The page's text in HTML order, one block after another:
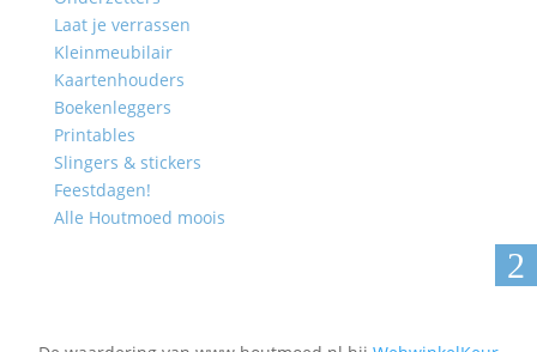
Laat je verrassen
Kleinmeubilair
Kaartenhouders
Boekenleggers
Printables
Slingers & stickers
Feestdagen!
Alle Houtmoed moois